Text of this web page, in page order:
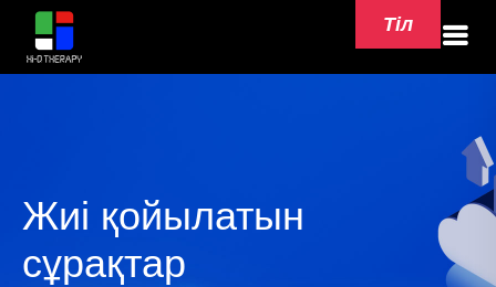
Тіл
Жиі қойылатын
сұрақтар